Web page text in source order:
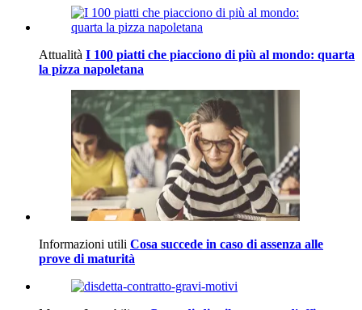
Attualità I 100 piatti che piacciono di più al mondo: quarta
la pizza napoletana
Informazioni utili Cosa succede in caso di assenza alle
prove di maturità